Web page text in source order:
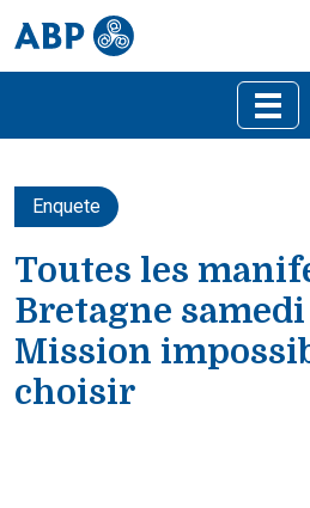
Enquete
Toutes les
Bretagne
Mission
choisir